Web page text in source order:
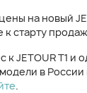
на новый
старту
к JETOUR T1 и
в
.